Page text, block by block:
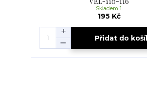
195 Kč
Skladem 1
Přidat do